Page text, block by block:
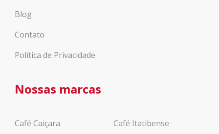
Blog
Contato
Política de Privacidade
Nossas marcas
Café Caiçara
Café Itatibense